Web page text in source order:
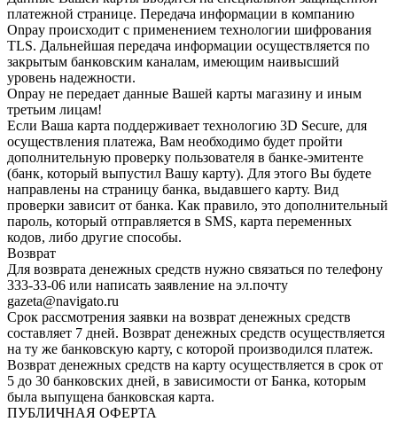
платежной странице. Передача информации в компанию
Onpay происходит с применением технологии шифрования
TLS. Дальнейшая передача информации осуществляется по
закрытым банковским каналам, имеющим наивысший
уровень надежности.
Onpay не передает данные Вашей карты магазину и иным
третьим лицам!
Если Ваша карта поддерживает технологию 3D Secure, для
осуществления платежа, Вам необходимо будет пройти
дополнительную проверку пользователя в банке-эмитенте
(банк, который выпустил Вашу карту). Для этого Вы будете
направлены на страницу банка, выдавшего карту. Вид
проверки зависит от банка. Как правило, это дополнительный
пароль, который отправляется в SMS, карта переменных
кодов, либо другие способы.
Возврат
Для возврата денежных средств нужно связаться по телефону
333-33-06 или написать заявление на эл.почту
gazeta@navigato.ru
Срок рассмотрения заявки на возврат денежных средств
составляет 7 дней. Возврат денежных средств осуществляется
на ту же банковскую карту, с которой производился платеж.
Возврат денежных средств на карту осуществляется в срок от
5 до 30 банковских дней, в зависимости от Банка, которым
была выпущена банковская карта.
ПУБЛИЧНАЯ ОФЕРТА